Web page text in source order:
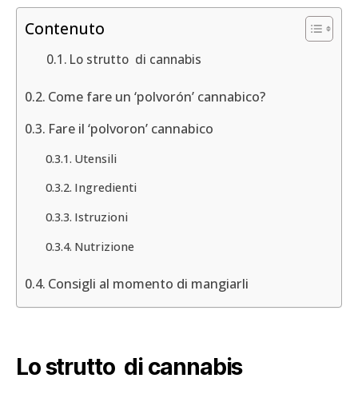
Contenuto
Lo strutto di cannabis
Come fare un ‘polvorón’ cannabico?
Fare il ‘polvoron’ cannabico
Utensili
Ingredienti
Istruzioni
Nutrizione
Consigli al momento di mangiarli
Lo strutto di cannabis